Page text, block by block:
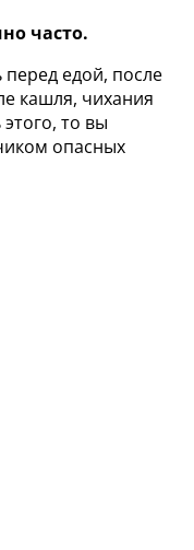
часто.
едой, после
кашля, чихания
то вы
опасных